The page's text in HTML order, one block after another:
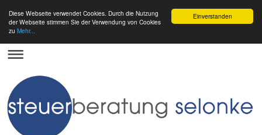
Einverstanden
Diese Webseite verwendet Cookies. Durch die Nutzung
der Webseite stimmen Sie der Verwendung von Cookies
zu Mehr...